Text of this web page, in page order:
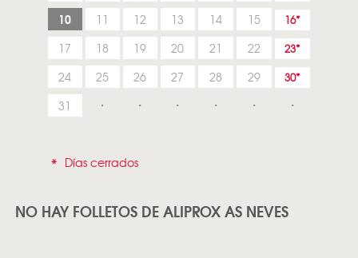
10 11 12 13 14 15 16
17 18 19 20 21 22 23
24 25 26 27 28 29 30
31
* Días cerrados
NO HAY FOLLETOS DE ALIPROX AS NEVES